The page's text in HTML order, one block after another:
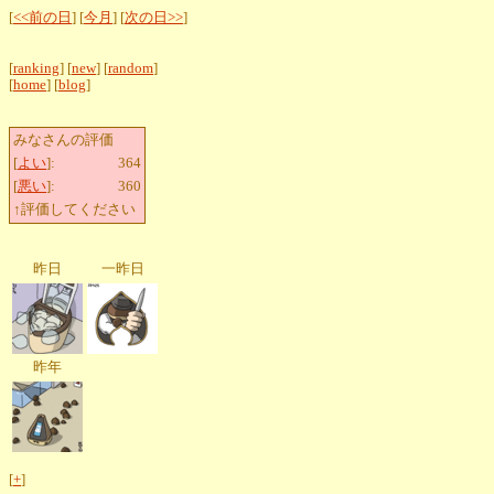
[<<前の日 ] [今月 ] [次の日>>]
[ranking] [new] [random]
[home] [blog]
みなさんの評価
[よい]:
364
[悪い]:
360
↑評価してください
昨日 一昨日
昨年
[+]